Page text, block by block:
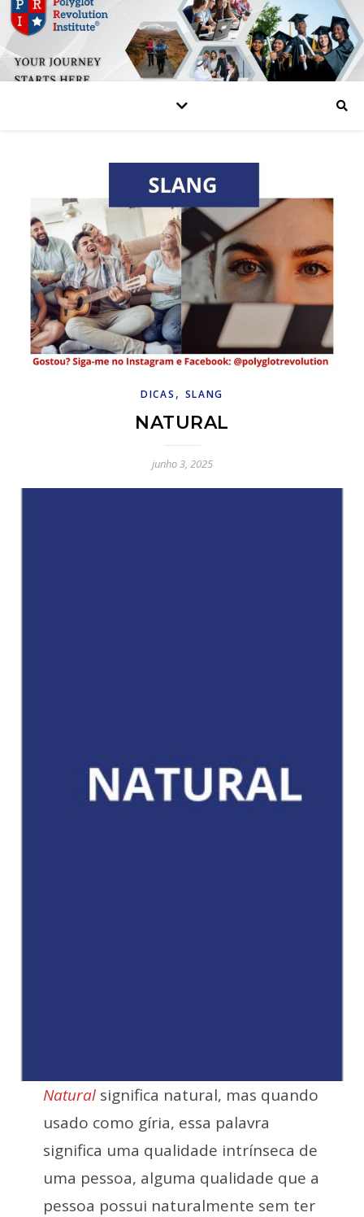
DICAS , SLANG
NATURAL
junho 3, 2025
Naturalsignifica natural, mas quando
usado como gíria, essa palavra
significa uma qualidade intrínseca de
uma pessoa, alguma qualidade que a
pessoa possui naturalmente sem ter